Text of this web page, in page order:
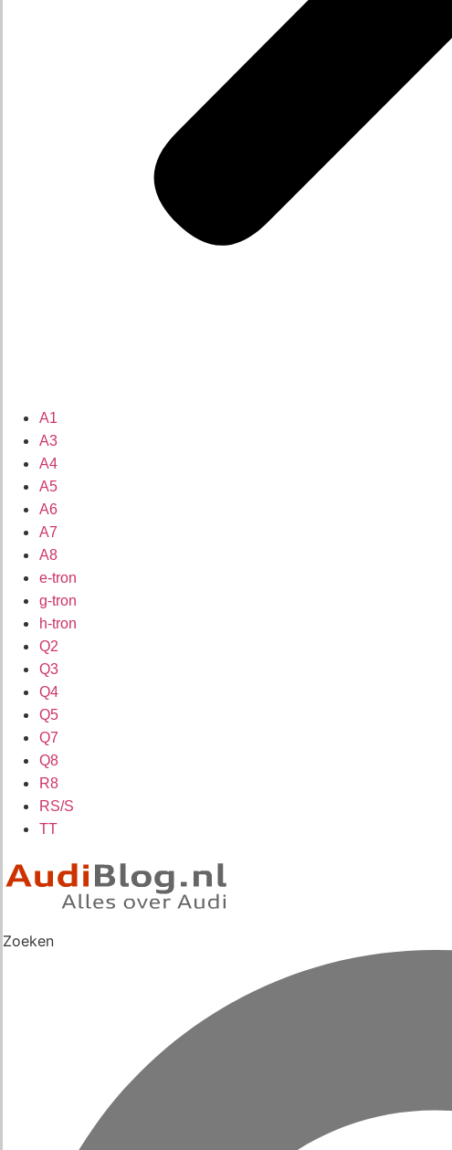
A1
A3
A4
A5
A6
A7
A8
e-tron
g-tron
h-tron
Q2
Q3
Q4
Q5
Q7
Q8
R8
RS/S
TT
Zoeken